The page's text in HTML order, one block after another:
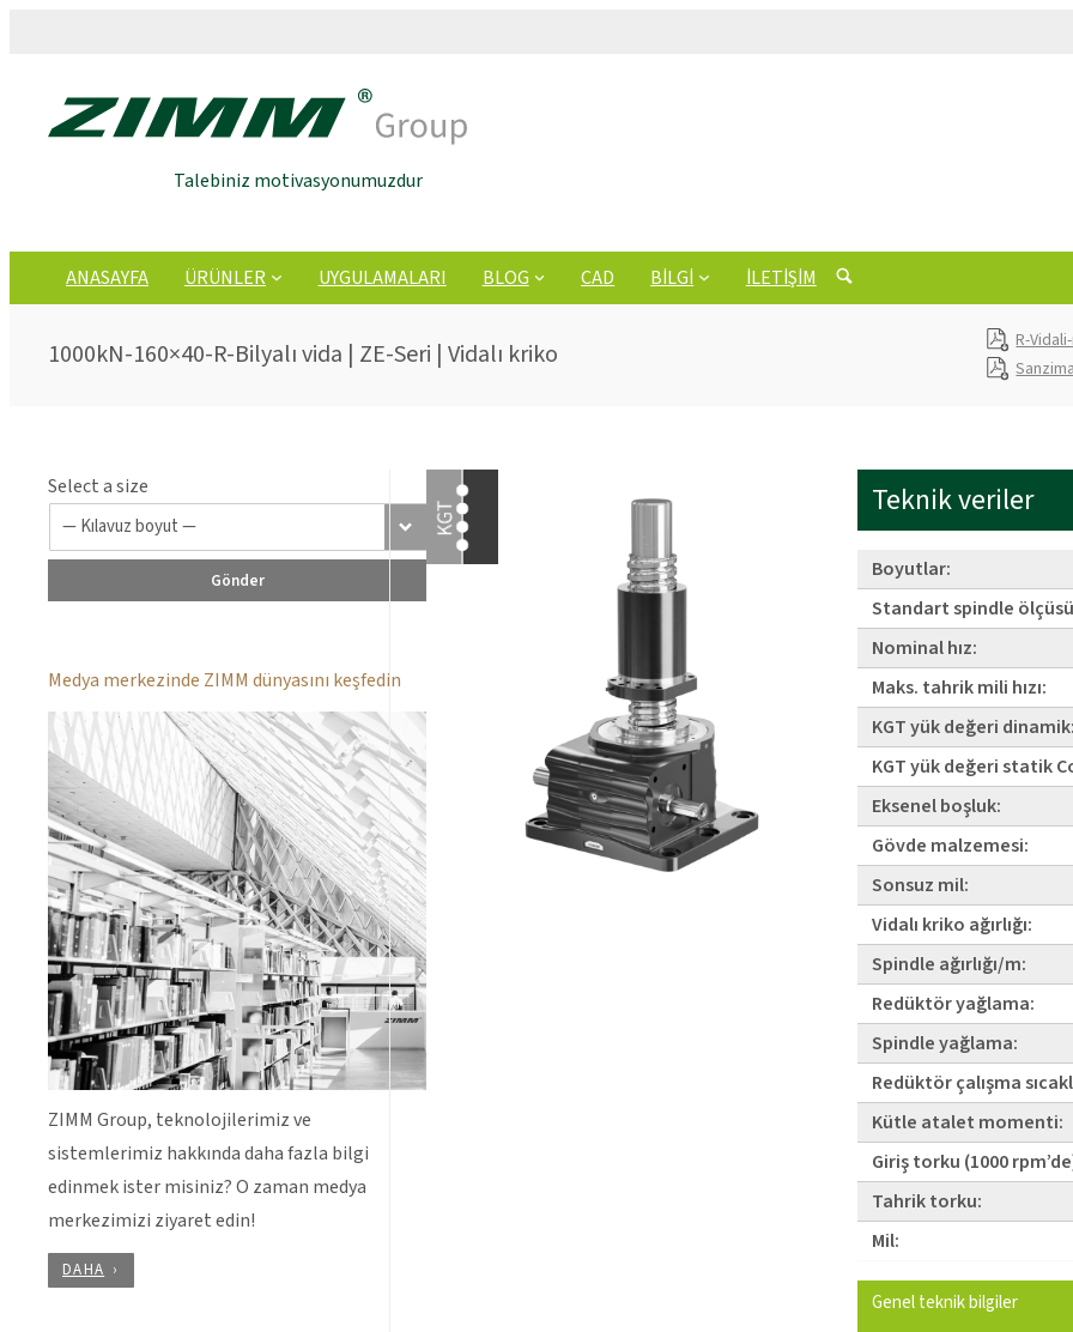
Talebiniz motivasyonumuzdur
ANASAYFA ÜRÜNLER UYGULAMALARI BLOG CAD BILGI İLETIŞIM
1000kN-160×40-R-Bilyalı vida | ZE-Seri | Vidalı kriko
R-
Select a size
Gönder
Medya merkezinde ZIMM dünyasını keşfedin
ZIMM Group, teknolojilerimiz ve
sistemlerimiz hakkında daha fazla bilgi
edinmek ister misiniz? O zaman medya
merkezimizi ziyaret edin!
DAHA
Teknik veriler
Boyutlar:
Standart spindle
Nominal hız:
Maks. tahrik mili hızı:
KGT yük değeri dinamik:
KGT yük değeri statik
Eksenel boşluk:
Gövde malzemesi:
Sonsuz mil:
Vidalı kriko ağırlığı:
Spindle ağırlığı/m:
Redüktör yağlama:
Spindle yağlama:
Redüktör çalışma
Kütle atalet momenti:
Giriş torku (1000
Tahrik torku:
Mil:
Genel teknik bilgiler